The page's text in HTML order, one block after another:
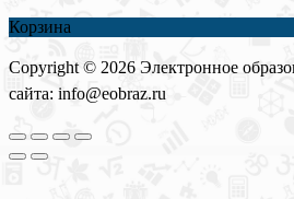
Корзина
Copyright © 2026 Электронное
сайта: info@eobraz.ru